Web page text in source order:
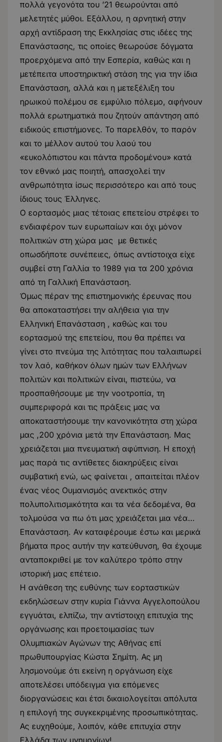
πολλά γεγονότα του ’21 θεωρούνται από
μελετητές μύθοι. Εξάλλου, η αρνητική στην
αρχή αντίδραση της Εκκλησίας στις ιδέες της
Επανάστασης, τις οποίες θεωρούσε δόγματα
προερχόμενα από την Εσπερία, καθώς και η
μετέπειτα υποστηρικτική στάση της για την ίδια
Επανάσταση, αλλά και η μετεξέλιξη του
ηρωικού πολέμου σε εμφύλιο πόλεμο, αφήνουν
πολλά ερωτηματικά που ζητούν απάντηση από
ειδικούς επιστήμονες. Το παρελθόν, το παρόν
και το μέλλον αυτού του λαού του
«ευκολόπιστου και πάντα προδομένου» κατά
τον εθνικό μας ποιητή, απασχολεί την
ανθρωπότητα ίσως περισσότερο και από τους
ίδιους τους Έλληνες.
Ο εορτασμός μιας τέτοιας επετείου στρέφει το
ενδιαφέρον των ευρωπαίων και όχι μόνον
πολιτικών στη χώρα μας με θετικές
οπωσδήποτε συνέπειες, όπως αντίστοιχα είχε
συμβεί στη Γαλλία το 1989 για τα 200 χρόνια
από τη Γαλλική Επανάσταση.
Όμως πέραν της επιστημονικής έρευνας που
θα αποκαταστήσει την αλήθεια για την
Ελληνική Επανάσταση , καθώς και του
εορτασμού της επετείου, που θα πρέπει να
γίνει στο πνεύμα της λιτότητας που ταλαιπωρεί
τον λαό, καθήκον όλων ημών των Ελλήνων
πολιτών και πολιτικών είναι, πιστεύω, να
προσπαθήσουμε με την νοοτροπία, τη
συμπεριφορά και τις πράξεις μας να
αποκαταστήσουμε την κανονικότητα στη χώρα
μας ,200 χρόνια μετά την Επανάσταση. Μας
χρειάζεται μια πνευματική αφύπνιση. Η εποχή
μας παρά τις αντίθετες διακηρύξεις είναι
συμβατική ενώ, ως φαίνεται , απαιτείται πλέον
ένας νέος Ουμανισμός ανεκτικός στην
πολυπολιτισμικότητα και τα νέα δεδομένα, θα
τολμούσα να πω ότι μας χρειάζεται μια νέα…
Επανάσταση. Αν καταφέρουμε έστω και μερικά
βήματα προς αυτήν την κατεύθυνση, θα έχουμε
ανταποκριθεί με τον καλύτερο τρόπο στην
ιστορική μας επέτειο.
Η ανάθεση της ευθύνης των εορταστικών
εκδηλώσεων στην κυρία Γιάννα Αγγελοπούλου
εγγυάται, ελπίζω, την αντίστοιχη επιτυχία της
οργάνωσης και προετοιμασίας των
Ολυμπιακών Αγώνων της Αθήνας επί
πρωθυπουργίας Κώστα Σημίτη. Ας μη
λησμονούμε ότι εκείνη η οργάνωση είχε
αποτελέσει υπόδειγμα για επόμενες
διοργανώσεις και έτσι δικαιολογείται απόλυτα
η επιλογή της συγκεκριμένης προσωπικότητας.
Ας ευχηθούμε, λοιπόν, κάθε επιτυχία στην
Ελλάδα των μνημονίων!